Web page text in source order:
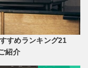
すめランキング21
紹介